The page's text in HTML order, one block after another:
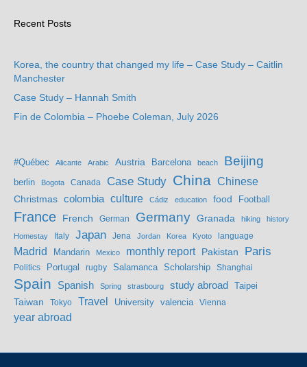
Recent Posts
Korea, the country that changed my life – Case Study – Caitlin
Manchester
Case Study – Hannah Smith
Fin de Colombia – Phoebe Coleman, July 2026
#Québec Alicante Arabic Austria Barcelona beach Beijing
berlin Bogota Canada Case Study China Chinese
Christmas colombia culture Cádiz education food Football
France French German Germany Granada hiking history
Homestay Italy Japan Jena Jordan Korea Kyoto language
Madrid Mandarin Mexico monthly report Pakistan Paris
Politics Portugal rugby Salamanca Scholarship Shanghai
Spain Spanish Spring strasbourg study abroad Taipei
Taiwan
Tokyo Travel University valencia Vienna
year abroad